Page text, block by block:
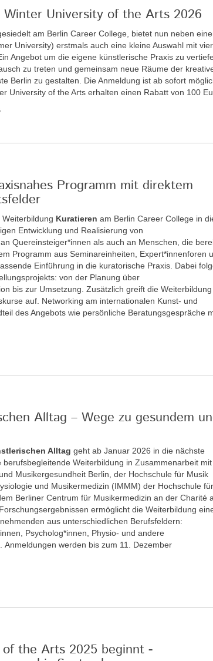
University of the Arts 2026
am Berlin Career College, bietet nun neben
University) erstmals auch eine kleine Auswahl mit vier
Angebot um die eigene künstlerische Praxis zu
zu treten und gemeinsam neue Räume der
Berlin zu gestalten. Die Anmeldung ist ab sofort
University of the Arts erhalten einen Rabatt von 100
Programm mit direktem
Kuratieren am Berlin Career College in
Entwicklung und Realisierung von
Quereinsteiger*innen als auch an Menschen, die
Programm aus Seminareinheiten, Expert*innenforen
Einführung in die kuratorische Praxis. Dabei
von der Planung über
bis zur Umsetzung. Zusätzlich greift die Weiterbildung
auf. Networking am internationalen Kunst- und
des Angebots wie persönliche Beratungsgespräche
Alltag – Wege zu gesundem
Alltag geht ab Januar 2026 in die nächste
berufsbegleitende Weiterbildung in Zusammenarbeit mit
Musikergesundheit Berlin, der Hochschule für Musik
und Musikermedizin (IMMM) der Hochschule für
Berliner Centrum für Musikermedizin an der Charité
ermöglicht die Weiterbildung
aus unterschiedlichen Berufsfeldern:
Psycholog*innen, Physio- und andere
werden bis zum 11. Dezember
the Arts 2025 beginnt -